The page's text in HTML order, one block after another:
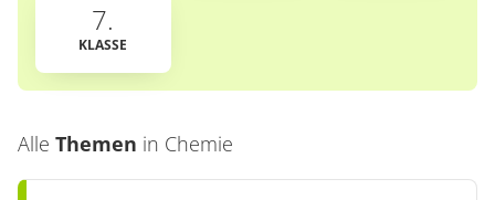
7.
KLASSE
Alle Themen in Chemie